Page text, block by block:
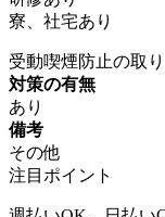
寮、社宅あり
受動喫煙防止の取
対策の有無
あり
備考
その他
注目ポイント